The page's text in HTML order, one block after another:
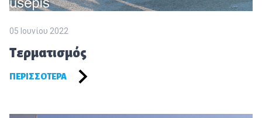
05 Ιουνίου 2022
Τερματισμός
ΠΕΡΙΣΣΌΤΕΡΑ